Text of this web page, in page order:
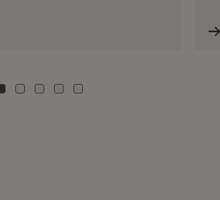
Zu Kachel: 0
Zu Kachel: 3
Zu Kachel: 6
Zu Kachel: 9
Zu Kachel: 12